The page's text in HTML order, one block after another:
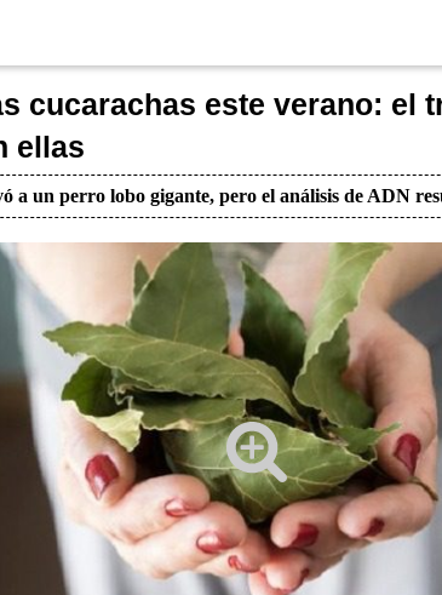
cucarachas este verano: el
ellas
a un perro lobo gigante, pero el análisis de ADN